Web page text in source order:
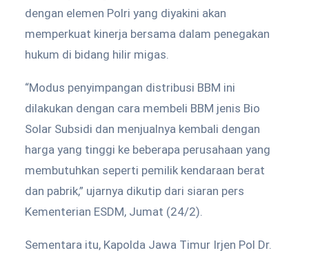
dengan elemen Polri yang diyakini akan
memperkuat kinerja bersama dalam penegakan
hukum di bidang hilir migas.
“Modus penyimpangan distribusi BBM ini
dilakukan dengan cara membeli BBM jenis Bio
Solar Subsidi dan menjualnya kembali dengan
harga yang tinggi ke beberapa perusahaan yang
membutuhkan seperti pemilik kendaraan berat
dan pabrik,” ujarnya dikutip dari siaran pers
Kementerian ESDM, Jumat (24/2).
Sementara itu, Kapolda Jawa Timur Irjen Pol Dr.